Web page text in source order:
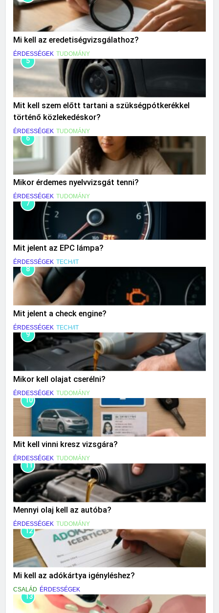
Mi kell az eredetiségvizsgálathoz?
ÉRDESSÉGEK TUDOMÁNY
5
Mit kell szem előtt tartani a szükségpótkerékkel
történő közlekedéskor?
ÉRDESSÉGEK TUDOMÁNY
6
Mikor érdemes nyelvvizsgát tenni?
ÉRDESSÉGEK TUDOMÁNY
7
Mit jelent az EPC lámpa?
ÉRDESSÉGEK TECH/IT
8
Mit jelent a check engine?
ÉRDESSÉGEK TECH/IT
9
Mikor kell olajat cserélni?
ÉRDESSÉGEK TUDOMÁNY
10
Mit kell vinni kresz vizsgára?
ÉRDESSÉGEK TUDOMÁNY
11
Mennyi olaj kell az autóba?
ÉRDESSÉGEK TUDOMÁNY
12
Mi kell az adókártya igényléshez?
CSALÁD ÉRDESSÉGEK
13